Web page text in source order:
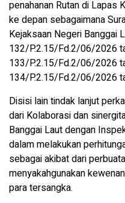
penahanan Rutan di Lapas
ke depan sebagaimana
Kejaksaan Negeri Banggai
132/P.2.15/Fd.2/06/2026
133/P.2.15/Fd.2/06/2026
134/P.2.15/Fd.2/06/2026
Disisi lain tindak lanjut
dari Kolaborasi dan
Banggai Laut dengan
dalam melakukan
sebagai akibat dari
menyakahgunakan
para tersangka.